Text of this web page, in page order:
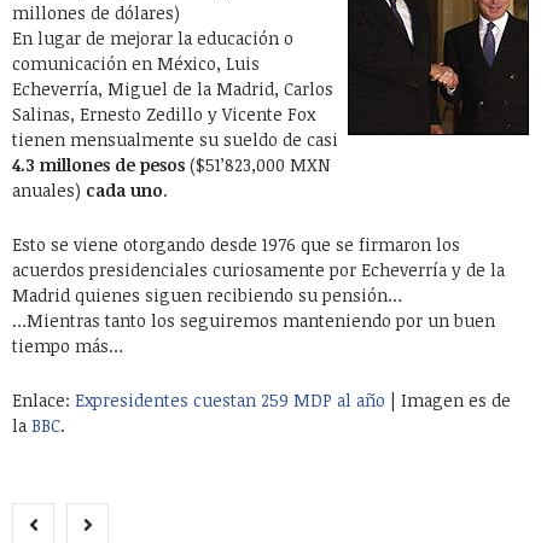
millones de dólares)
En lugar de mejorar la educación o
comunicación en México, Luis
Echeverría, Miguel de la Madrid, Carlos
Salinas, Ernesto Zedillo y Vicente Fox
tienen mensualmente su sueldo de casi
4.3 millones de pesos ($51’823,000 MXN
anuales) cada uno.
Esto se viene otorgando desde 1976 que se firmaron los
acuerdos presidenciales curiosamente por Echeverría y de la
Madrid quienes siguen recibiendo su pensión…
…Mientras tanto los seguiremos manteniendo por un buen
tiempo más…
Enlace: Expresidentes cuestan 259 MDP al año | Imagen es de
la BBC.